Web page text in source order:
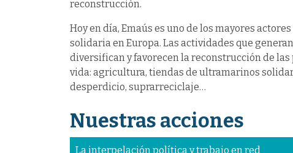
reconstrucción.
Hoy en día, Emaús es uno de los mayores
solidaria en Europa. Las actividades que
diversifican y favorecen la reconstrucción de
vida: agricultura, tiendas de ultramarinos
desperdicio, suprarreciclaje…
Nuestras acciones
La interpelación política y trabajo en red